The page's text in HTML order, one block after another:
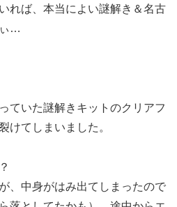
れば、本当によい謎解き＆名古
…
ていた謎解きキットのクリアフ
けてしまいました。
、中身がはみ出てしまったので